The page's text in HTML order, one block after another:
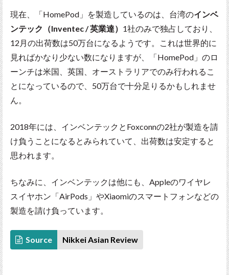
現在、「HomePod」を製造しているのは、台湾のインベ
ンテック（Inventec / 英業達） 1社のみで独占しており、
12月の出荷数は50万台になるようです。これは世界的に
見ればかなり少ない数になりますが、「HomePod」のロ
ーンチは米国、英国、オーストラリアでのみ行われるこ
とになっているので、50万台で十分足りるかもしれませ
ん。
2018年には、インベンテックとFoxconnの2社が製造を請
け負うことになるとみられていて、出荷数は安定すると
思われます。
ちなみに、インベンテックは他にも、Appleのワイヤレ
スイヤホン「AirPods」やXiaomiのスマートフォンなどの
製造を請け負っています。
Source Nikkei Asian Review